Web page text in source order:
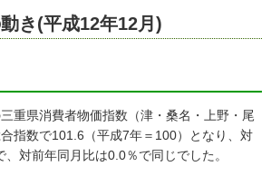
き(平成12年12月)
重県消費者物価指数（津・桑名・上野・尾
指数で101.6（平成7年＝100）となり、対
対前年同月比は0.0％で同じでした。